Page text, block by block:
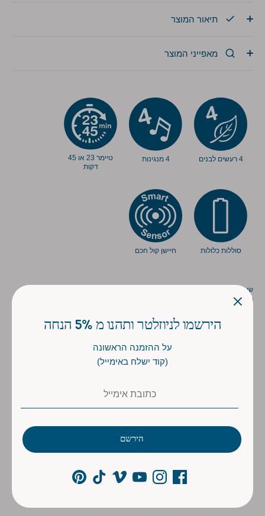
תיאור המוצר
מאפייני המוצר
4 רעשים לבנים 4 מנגינות
טיימר 23 או 45
דקות
סוללות כלולות חיישן קול חכם
שיתוף
שתף
הירשמו לניוזלטר ותהנו מ 5% הנחה
על ההזמנה הראשונה
(קוד ישלח באימייל)
הירשם